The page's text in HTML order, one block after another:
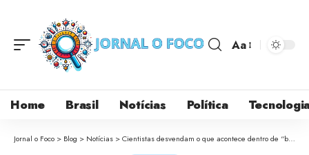
Aa
Home Brasil Notícias Política
Jornal o Foco > Blog > Notícias >Cientistas desvendam o que acontece dentro de “borboleta cósmica” gigante